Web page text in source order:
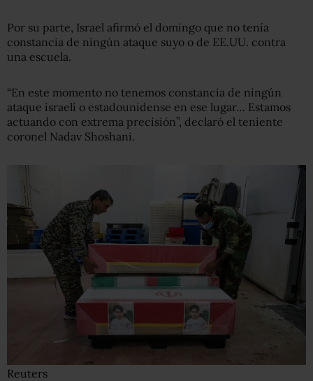
Por su parte, Israel afirmó el domingo que no tenía
constancia de ningún ataque suyo o de EE.UU. contra
una escuela.
“En este momento no tenemos constancia de ningún
ataque israelí o estadounidense en ese lugar… Estamos
actuando con extrema precisión”, declaró el teniente
coronel Nadav Shoshani.
Reuters